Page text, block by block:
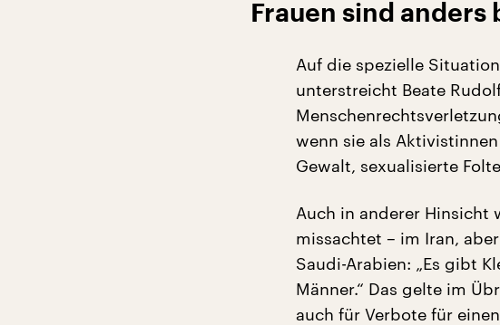
Frauen sind
Auf die spezielle
unterstreicht Beate
wenn sie als
Gewalt, sexualisierte
Auch in anderer Hinsicht
missachtet – im Iran,
Saudi-Arabien: „Es gibt
Männer.“ Das gelte im
auch für Verbote für